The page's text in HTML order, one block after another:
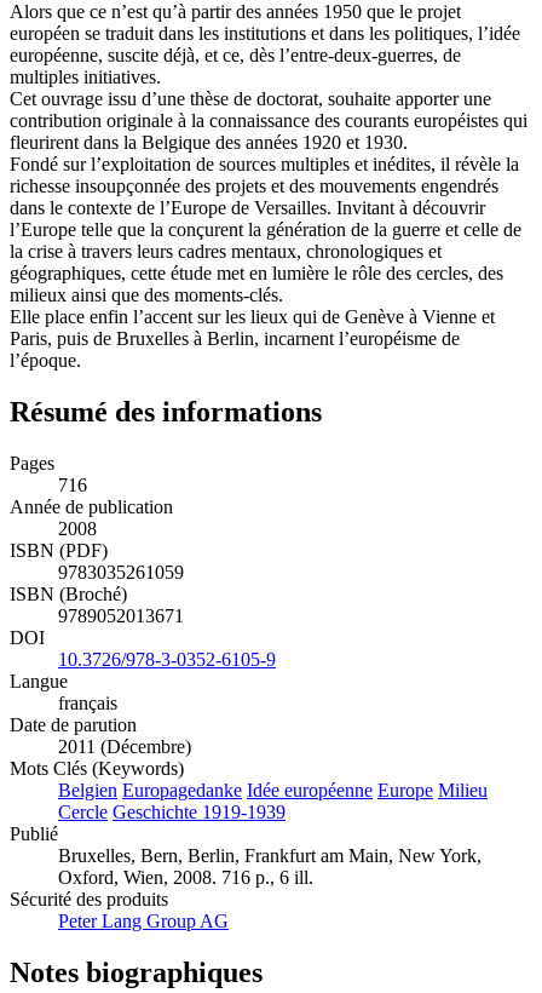
Alors que ce n’est qu’à partir des années 1950 que le projet
européen se traduit dans les institutions et dans les politiques, l’idée
européenne, suscite déjà, et ce, dès l’entre-deux-guerres, de
multiples initiatives.
Cet ouvrage issu d’une thèse de doctorat, souhaite apporter une
contribution originale à la connaissance des courants européistes qui
fleurirent dans la Belgique des années 1920 et 1930.
Fondé sur l’exploitation de sources multiples et inédites, il révèle la
richesse insoupçonnée des projets et des mouvements engendrés
dans le contexte de l’Europe de Versailles. Invitant à découvrir
l’Europe telle que la conçurent la génération de la guerre et celle de
la crise à travers leurs cadres mentaux, chronologiques et
géographiques, cette étude met en lumière le rôle des cercles, des
milieux ainsi que des moments-clés.
Elle place enfin l’accent sur les lieux qui de Genève à Vienne et
Paris, puis de Bruxelles à Berlin, incarnent l’européisme de
l’époque.
Résumé des informations
Pages
716
Année de publication
2008
ISBN (PDF)
9783035261059
ISBN (Broché)
9789052013671
DOI
10.3726/978-3-0352-6105-9
Langue
français
Date de parution
2011 (Décembre)
Mots Clés (Keywords)
Belgien Europagedanke Idée européenne Europe Milieu
Cercle Geschichte 1919-1939
Publié
Bruxelles, Bern, Berlin, Frankfurt am Main, New York,
Oxford, Wien, 2008. 716 p., 6 ill.
Sécurité des produits
Peter Lang Group AG
Notes biographiques